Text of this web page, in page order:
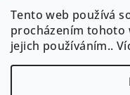
Tento web používá
procházením tohoto
jejich používáním..
Skleněný
Hodnocení
| Monika
Skleněný
Hodnocení
Ilona